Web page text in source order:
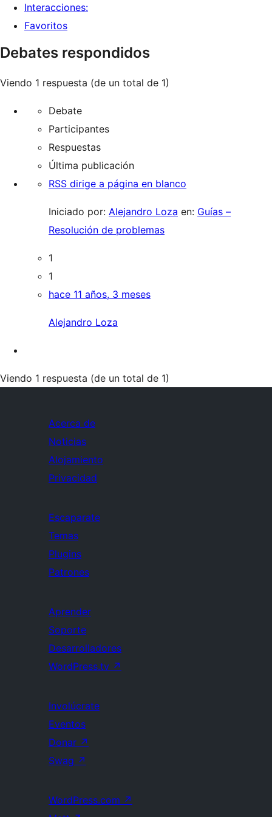
Interacciones:
Favoritos
Debates respondidos
Viendo 1 respuesta (de un total de 1)
Debate
Participantes
Respuestas
Última publicación
RSS dirige a página en blanco
Iniciado por: Alejandro Loza en: Guías –
Resolución de problemas
1
1
hace 11 años, 3 meses
Alejandro Loza
Viendo 1 respuesta (de un total de 1)
Acerca de
Noticias
Alojamiento
Privacidad
Escaparate
Temas
Plugins
Patrones
Aprender
Soporte
Desarrolladores
WordPress.tv ↗
Involúcrate
Eventos
Donar ↗
Swag ↗
WordPress.com ↗